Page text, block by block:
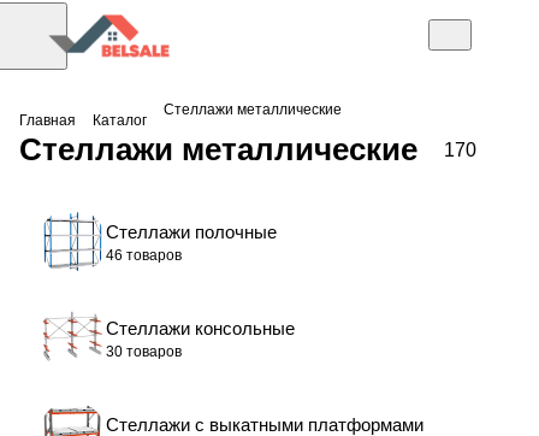
Главная Каталог
Стеллажи металлические
Стеллажи металлические 170
Стеллажи полочные
46 товаров
Стеллажи консольные
30 товаров
Стеллажи с выкатными платформами